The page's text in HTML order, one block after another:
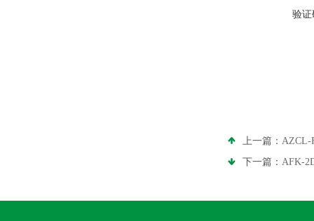
验证
上一篇： AZCL-
下一篇： AFK-